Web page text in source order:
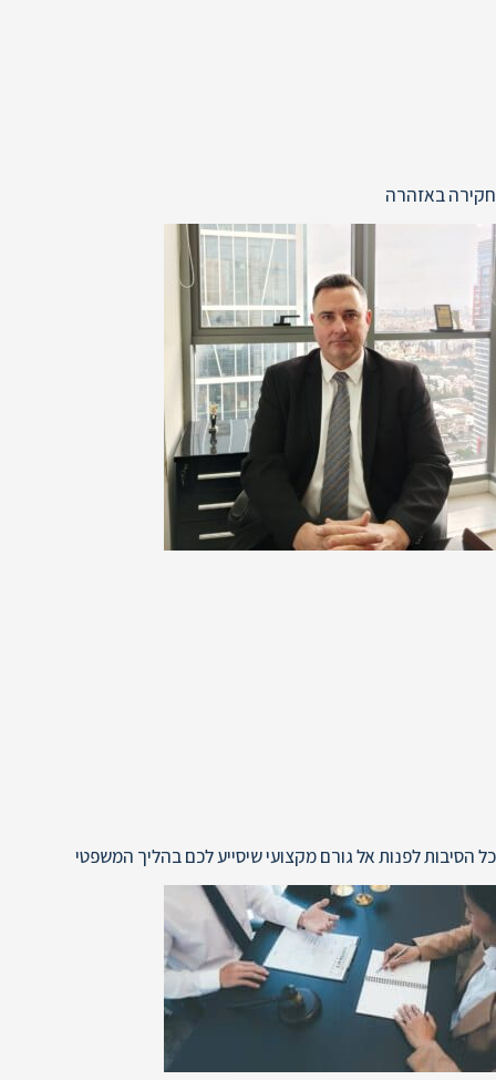
חקירה באזהרה
כל הסיבות לפנות אל גורם מקצועי שיסייע לכם בהליך המשפטי